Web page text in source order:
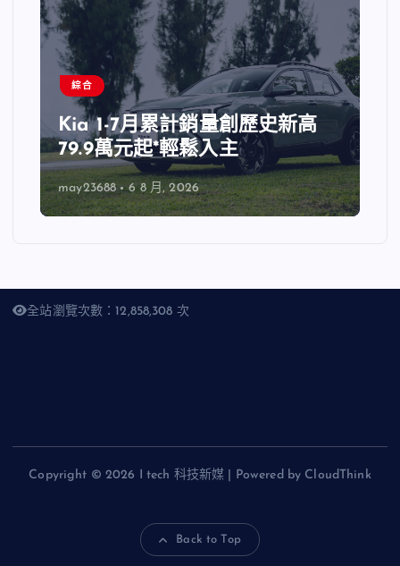
綜合
Kia 1-7月累計銷量創歷史新高
79.9萬元起*輕鬆入主
may23688 6 8 月, 2026
全站瀏覽次數：12,858,308 次
Copyright © 2026 I tech 科技新媒 | Powered by CloudThink
Back to Top